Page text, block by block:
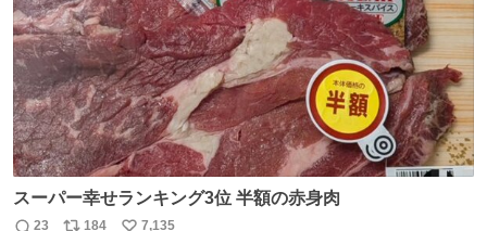
スーパー幸せランキング3位 半額の赤身肉
23 184
7,135